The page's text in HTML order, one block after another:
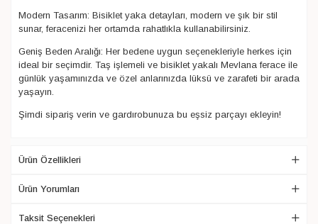
Modern Tasarım: Bisiklet yaka detayları, modern ve şık bir stil
sunar, feracenizi her ortamda rahatlıkla kullanabilirsiniz.
Geniş Beden Aralığı: Her bedene uygun seçenekleriyle herkes için
ideal bir seçimdir. Taş işlemeli ve bisiklet yakalı Mevlana ferace ile
günlük yaşamınızda ve özel anlarınızda lüksü ve zarafeti bir arada
yaşayın.
Şimdi sipariş verin ve gardırobunuza bu eşsiz parçayı ekleyin!
Ürün Özellikleri
Ürün Yorumları
Taksit Seçenekleri